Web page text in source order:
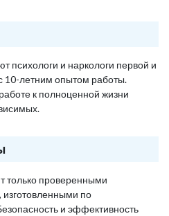
психологи и наркологи первой и
10-летним опытом работы.
к полноценной жизни
только проверенными
по
и эффективность